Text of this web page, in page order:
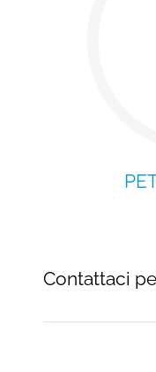
Contattaci